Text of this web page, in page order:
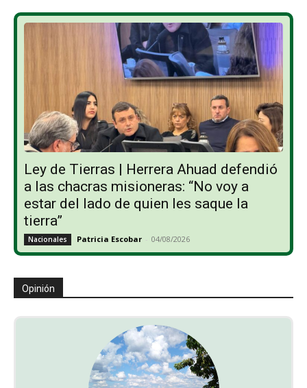
Ley de Tierras | Herrera Ahuad defendió
a las chacras misioneras: “No voy a
estar del lado de quien les saque la
tierra”
Nacionales Patricia Escobar - 04/08/2026
Opinión